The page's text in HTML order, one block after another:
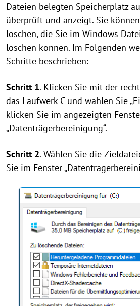
Dateien belegten Speicherplatz
überprüft und anzeigt. Sie
löschen, die Sie im Windows
löschen können. Im Folgenden
Schritte beschrieben:
Schritt 1. Klicken Sie mit der
das Laufwerk C und wählen Sie
klicken Sie im angezeigten
„Datenträgerbereinigung“.
Schritt 2. Wählen Sie die
Sie im Fenster